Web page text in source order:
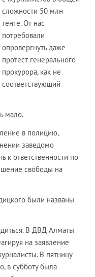
сложности 50 млн
тенге. От нас
потребовали
опровергнуть даже
протест генерального
прокурора, как не
соответствующий
мало.
в полицию,
заведомо
к ответственности по
свободы на
были названы
В ДВД Алматы
на заявление
В пятницу
в субботу была